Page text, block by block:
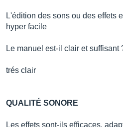
L'édition des sons ou des effets
hyper facile
Le manuel est-il clair et suffisant
trés clair
QUALITÉ SONORE
Les effets sont-ils efficaces,